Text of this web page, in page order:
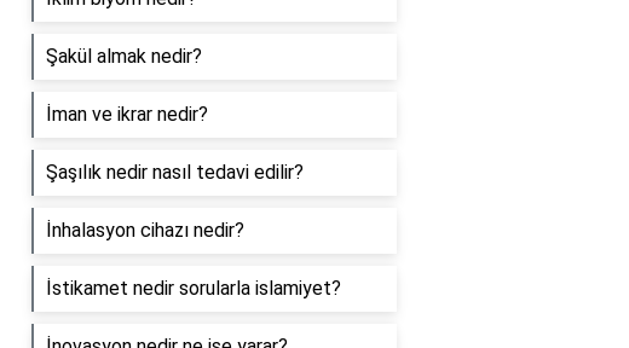
Şakül almak nedir?
İman ve ikrar nedir?
Şaşılık nedir nasıl tedavi edilir?
İnhalasyon cihazı nedir?
İstikamet nedir sorularla islamiyet?